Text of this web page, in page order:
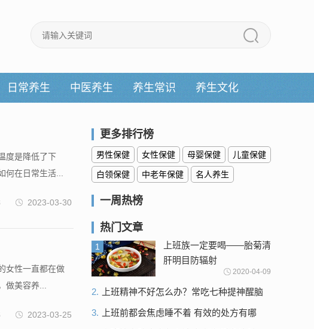
日常养生 中医养生 养生常识 养生文化
度是降低了下
在日常生活...
2023-03-30
女性一直都在做
美容养...
2023-03-25
更多排行榜
男性保健 女性保健 母婴保健 儿童保健
白领保健 中老年保健 名人养生
一周热榜
热门文章
1
上班族一定要喝——胎菊清
肝明目防辐射
2020-04-09
2.
上班精神不好怎么办？常吃七种提神醒脑
3.
上班前都会焦虑睡不着 有效的处方有哪